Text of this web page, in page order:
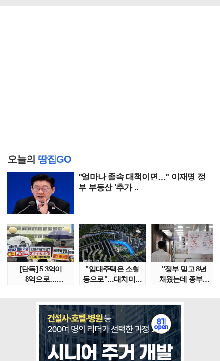
오늘의 땅집GO
"얼마나 졸속 대책이면…" 이재명 정
부 부동산 '추가 ..
[단독] 5.3억이
8억으로…
"임대주택은 소형
동으로"…대치미도
"정부 믿고 8년
채웠는데 종부세